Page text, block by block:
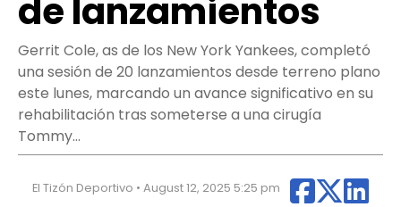
de lanzamientos
Gerrit Cole, as de los New York Yankees, completó
una sesión de 20 lanzamientos desde terreno plano
este lunes, marcando un avance significativo en su
rehabilitación tras someterse a una cirugía
Tommy…
El Tizón Deportivo • August 12, 2025 5:25 pm